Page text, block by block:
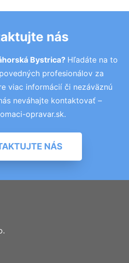
nás
Bystrica? Hľadáte na to
profesionálov za
viac informácií či nezáväznú
neváhajte kontaktovať –
opravar.sk.
NÁS